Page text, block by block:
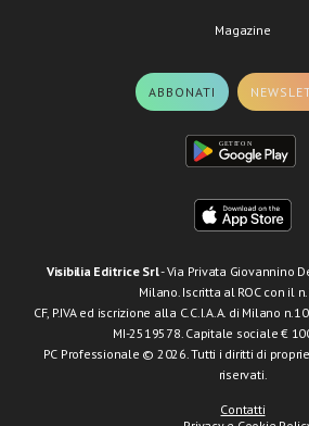
Magazine
ABBONATI
Visibilia Editrice Srl- Via Privata Giovannino
Milano. Iscritta al ROC con il
CF, P.IVA ed iscrizione alla C.C.I.A.A. di Milano
MI-2519578. Capitale sociale €
PC Professionale © 2026. Tutti i diritti di
riservati.
Contatti